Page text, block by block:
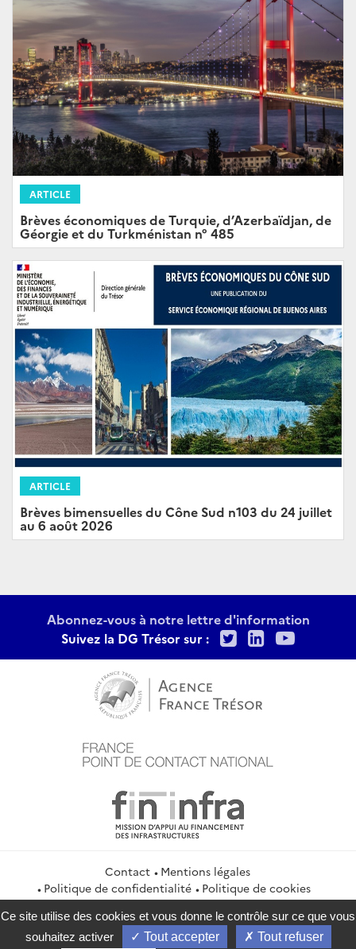
ARTICLE
Brèves économiques de Turquie, d’Azerbaïdjan, de
Géorgie et du Turkménistan n° 485
ARTICLE
Brèves bimensuelles du Cône Sud n103 du 24 juillet
au 6 août 2026
Abonnez-vous à notre lettre d'information
Suivez la DG Trésor sur :
TwitterLinkedIn
Contact
Mentions légales
Politique de confidentialité
Politique de cookies
Gestion des cookies
Flux RSS
service-public.gouv.fr
legifrance.gouv.fr
info.gouv.fr
Ce site utilise des cookies et vous donne le contrôle sur ce que vous
souhaitez activer
Tout accepter Tout refuser